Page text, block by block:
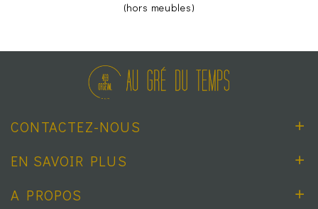
(hors meubles)
CONTACTEZ-NOUS
EN SAVOIR PLUS
A PROPOS